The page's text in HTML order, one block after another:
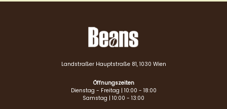
Landstraßer Hauptstraße 81, 1030 Wien
Öffnungszeiten
Dienstag - Freitag | 10:00 - 18:00
Samstag | 10:00 - 13:00